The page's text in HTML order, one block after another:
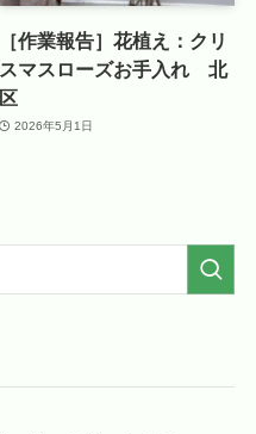
［作業報告］花植え：クリ
スマスローズお手入れ 北
区
2026年5月1日